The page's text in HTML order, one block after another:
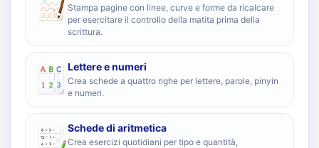
Stampa pagine con linee, curve e forme da ricalcare
per esercitare il controllo della matita prima della
scrittura.
Lettere e numeri
Crea schede a quattro righe per lettere, parole, pinyin
e numeri.
Schede di aritmetica
Crea esercizi quotidiani per tipo e quantità,